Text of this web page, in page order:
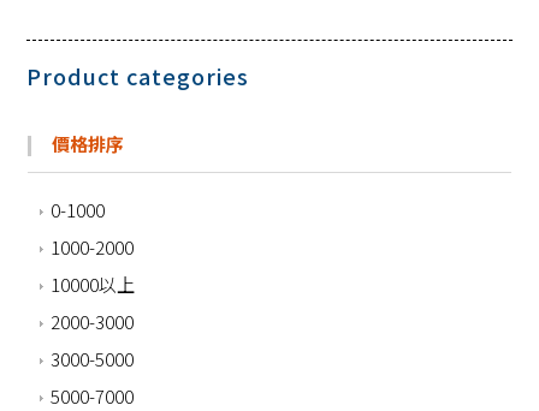
Product categories
價格排序
0-1000
1000-2000
10000以上
2000-3000
3000-5000
5000-7000